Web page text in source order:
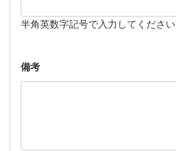
半角英数字記号で入力してください
備考